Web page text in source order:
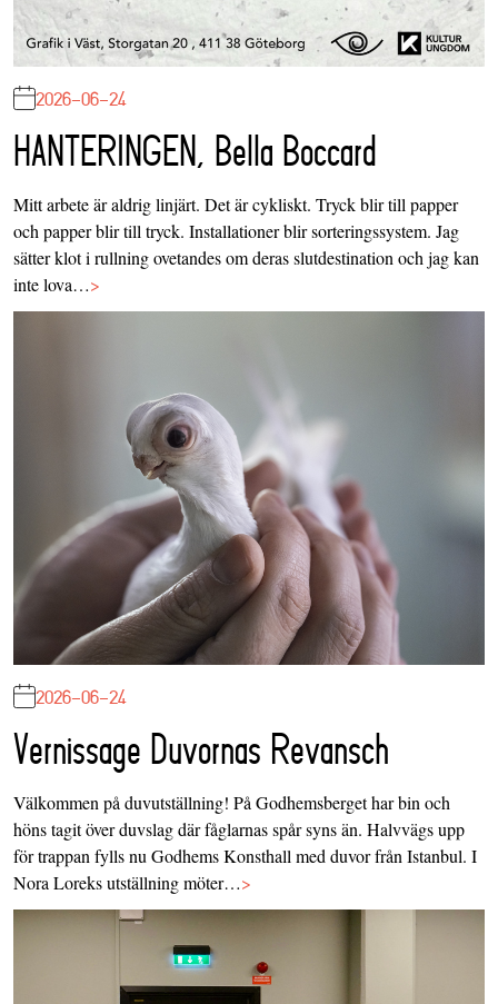
2026-06-24
HANTERINGEN, Bella Boccard
Mitt arbete är aldrig linjärt. Det är cykliskt. Tryck blir till papper
och papper blir till tryck. Installationer blir sorteringssystem. Jag
sätter klot i rullning ovetandes om deras slutdestination och jag kan
inte lova…>
2026-06-24
Vernissage Duvornas Revansch
Välkommen på duvutställning! På Godhemsberget har bin och
höns tagit över duvslag där fåglarnas spår syns än. Halvvägs upp
för trappan fylls nu Godhems Konsthall med duvor från Istanbul. I
Nora Loreks utställning möter…>